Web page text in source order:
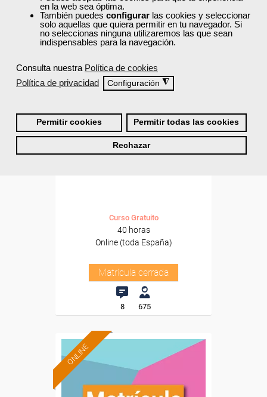
en la web sea óptima.
También puedes configurar las cookies y seleccionar
solo aquellas que quiera permitir en tu navegador. Si
no seleccionas ninguna utilizaremos las que sean
indispensables para la navegación.
Consulta nuestra Política de cookies
Política de privacidad
Configuración ◮
Permitir cookies Permitir todas las cookies
Rechazar
Cursos Femxa
Curso Gratuito
40 horas
Online (toda España)
Matrícula cerrada
8 675
ONLINE